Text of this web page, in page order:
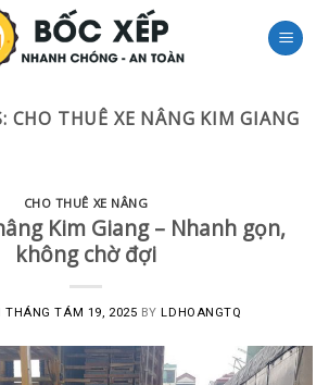
CHO THUÊ XE NÂNG KIM GIANG
CHO THUÊ XE NÂNG
Kim Giang – Nhanh gọn,
không chờ đợi
THÁNG TÁM 19, 2025 BYLDHOANGTQ